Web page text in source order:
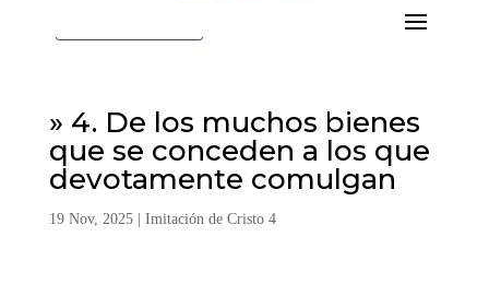
» 4. De los muchos bienes
que se conceden a los que
devotamente comulgan
19 Nov, 2025| Imitación de Cristo 4